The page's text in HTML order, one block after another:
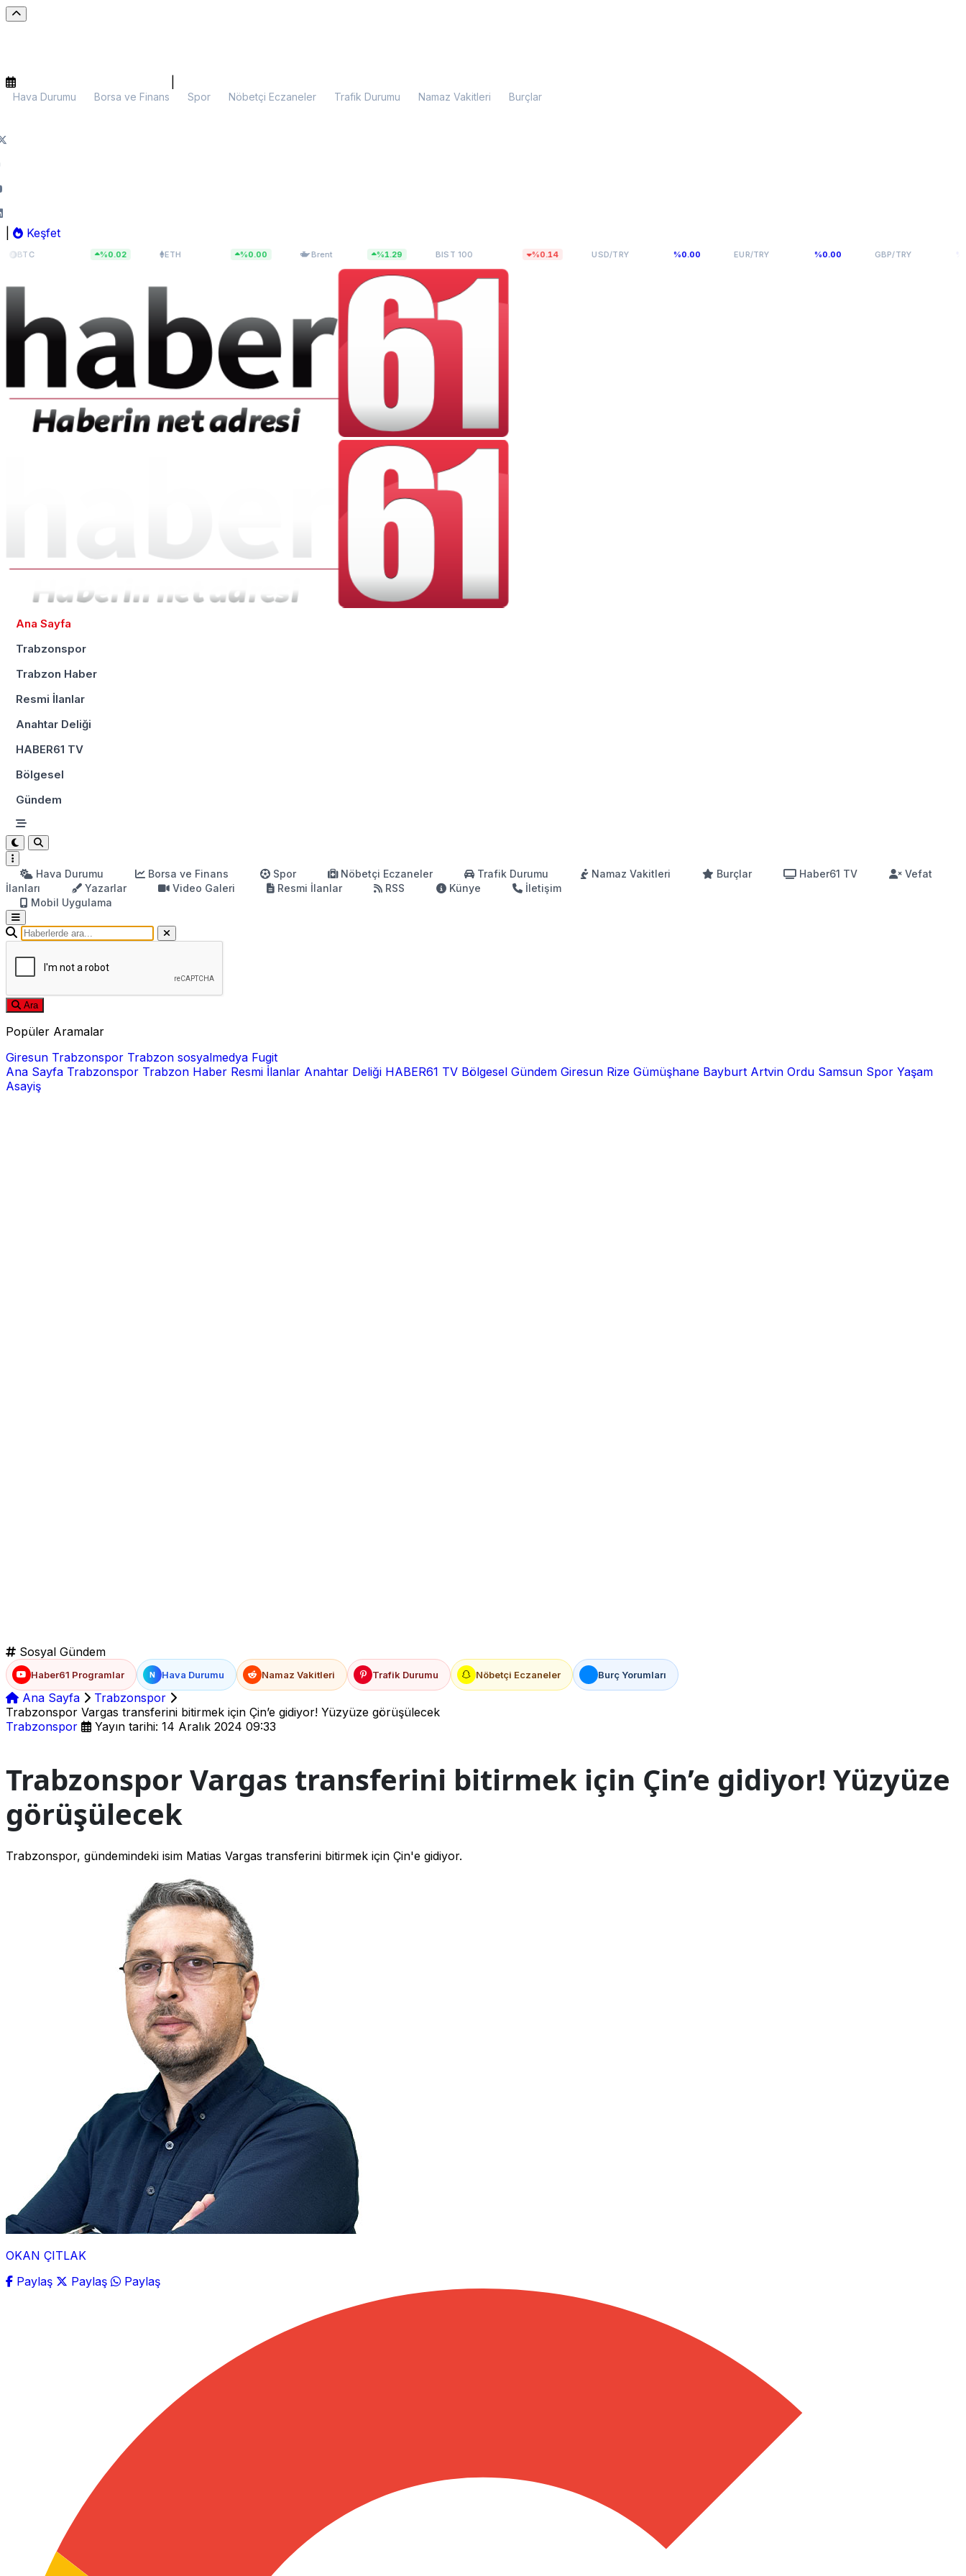
Hava Durumu Borsa ve Finans Spor Nöbetçi Eczaneler Trafik Durumu Namaz Vakitleri Burçlar
Keşfet
$64.960,81 %0.02 $1.918,89 %0.00 Brent$83,55 %1.29 BIST 10013.779,40 %0.14 USD/TRY47,7123 EUR/TRY55,1141 GBP/TRY64,2936
Ana Sayfa
Trabzonspor
Trabzon Haber
Resmi İlanlar
Anahtar Deliği
HABER61 TV
Bölgesel
Gündem
Hava Durumu Borsa ve Finans Spor Nöbetçi Eczaneler Trafik Durumu Namaz Vakitleri Burçlar Haber61 TV
Vefat
İlanları
Yazarlar Video Galeri Resmi İlanlar RSS Künye
İletişim
Mobil Uygulama
Ara
Popüler Aramalar
Giresun Trabzonspor Trabzon sosyalmedya Fugit
Ana Sayfa Trabzonspor Trabzon Haber Resmi İlanlar Anahtar Deliği HABER61 TV Bölgesel Gündem Giresun Rize Gümüşhane Bayburt Artvin Ordu Samsun Spor Yaşam
Asayiş
Sosyal Gündem
Haber61 Programlar N Hava Durumu Namaz Vakitleri Trafik Durumu Nöbetçi Eczaneler Burç Yorumları
Ana Sayfa
Trabzonspor
Trabzonspor Vargas transferini bitirmek için Çin’e gidiyor! Yüzyüze görüşülecek
Trabzonspor
Yayın tarihi: 14 Aralık 2024 09:33
Trabzonspor Vargas transferini bitirmek için Çin’e gidiyor! Yüzyüze
görüşülecek
Trabzonspor, gündemindeki isim Matias Vargas transferini bitirmek için Çin'e gidiyor.
OKAN ÇITLAK
Paylaş
Paylaş Paylaş